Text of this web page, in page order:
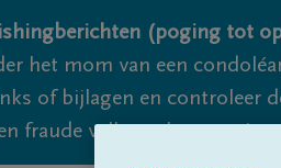
(poging tot
het mom van een
of bijlagen en controleer
fraude vallen echter nooit